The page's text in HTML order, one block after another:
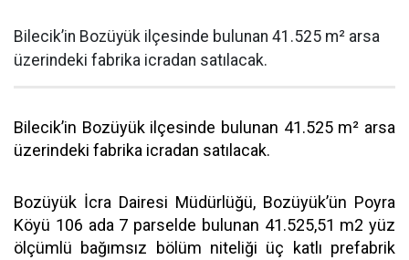
Bilecik’in Bozüyük ilçesinde bulunan 41.525 m² arsa
üzerindeki fabrika icradan satılacak.
Bilecik’in Bozüyük ilçesinde bulunan 41.525 m² arsa
üzerindeki fabrika icradan satılacak.
Bozüyük İcra Dairesi Müdürlüğü, Bozüyük’ün Poyra
Köyü 106 ada 7 parselde bulunan 41.525,51 m2 yüz
ölçümlü bağımsız bölüm niteliği üç katlı prefabrik